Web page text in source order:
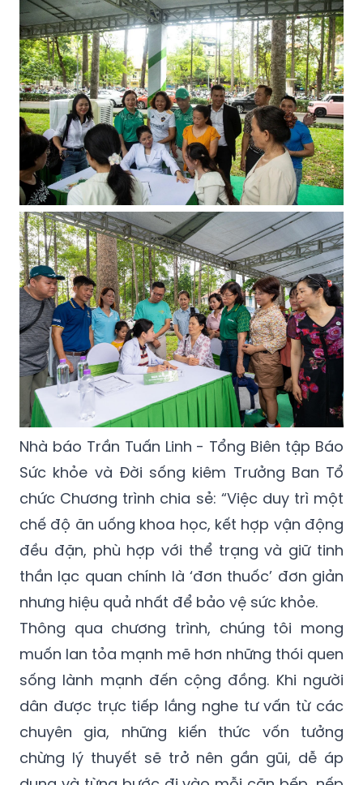
Nhà báo Trần Tuấn Linh - Tổng Biên tập Báo
Sức khỏe và Đời sống kiêm Trưởng Ban Tổ
chức Chương trình chia sẻ: “Việc duy trì một
chế độ ăn uống khoa học, kết hợp vận động
đều đặn, phù hợp với thể trạng và giữ tinh
thần lạc quan chính là ‘đơn thuốc’ đơn giản
nhưng hiệu quả nhất để bảo vệ sức khỏe.
Thông qua chương trình, chúng tôi mong
muốn lan tỏa mạnh mẽ hơn những thói quen
sống lành mạnh đến cộng đồng. Khi người
dân được trực tiếp lắng nghe tư vấn từ các
chuyên gia, những kiến thức vốn tưởng
chừng lý thuyết sẽ trở nên gần gũi, dễ áp